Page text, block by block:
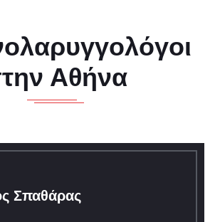
Αθήνα
Σπαθάρας